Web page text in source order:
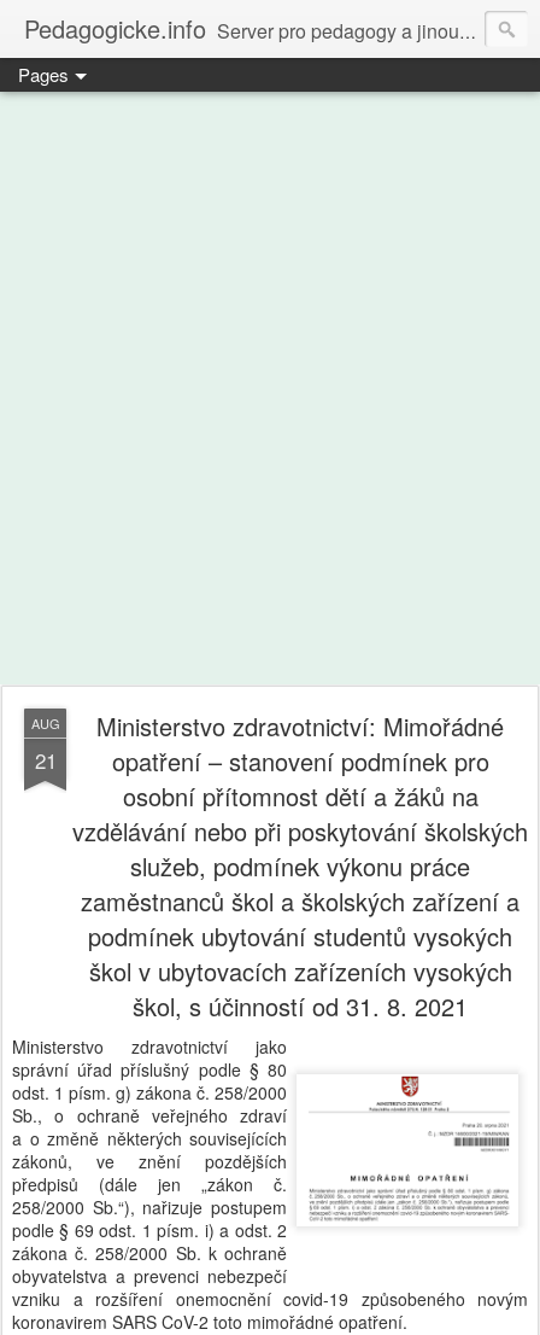
Pedagogicke.info Server pro pedagogy a jinou zvířenu
Pages
AUG
21
Ministerstvo zdravotnictví: Mimořádné
opatření – stanovení podmínek pro
osobní přítomnost dětí a žáků na
vzdělávání nebo při poskytování školských
služeb, podmínek výkonu práce
zaměstnanců škol a školských zařízení a
podmínek ubytování studentů vysokých
škol v ubytovacích zařízeních vysokých
škol, s účinností od 31. 8. 2021
Ministerstvo zdravotnictví jako
správní úřad příslušný podle § 80
odst. 1 písm. g) zákona č. 258/2000
Sb., o ochraně veřejného zdraví
a o změně některých souvisejících
zákonů, ve znění pozdějších
předpisů (dále jen „zákon č.
258/2000 Sb.“), nařizuje postupem
podle § 69 odst. 1 písm. i) a odst. 2
zákona č. 258/2000 Sb. k ochraně
obyvatelstva a prevenci nebezpečí
vzniku a rozšíření onemocnění covid-19 způsobeného novým
koronavirem SARS CoV-2 toto mimořádné opatření.